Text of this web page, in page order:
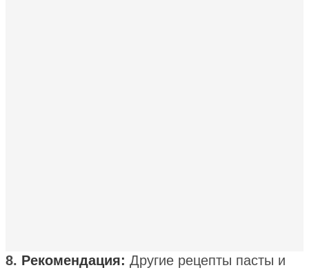
8. Рекомендация: Другие рецепты пасты и